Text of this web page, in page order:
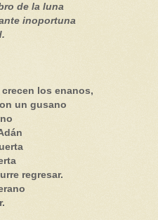
de la luna
inoportuna
los enanos,
un gusano
regresar.